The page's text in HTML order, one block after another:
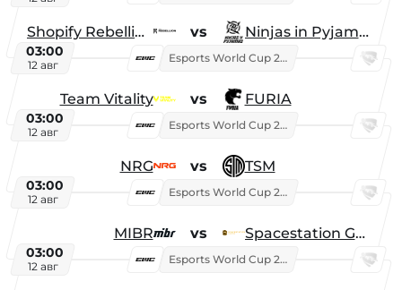
Shopify Rebellion vs Ninjas in Pyjamas
03:00
12 авг
Esports World Cup 2026
Team Vitality vs FURIA
03:00
12 авг
Esports World Cup 2026
NRG vs TSM
03:00
12 авг
Esports World Cup 2026
MIBR vs Spacestation Gaming
03:00
12 авг
Esports World Cup 2026